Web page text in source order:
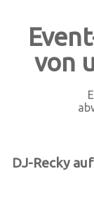
von
DJ-Recky